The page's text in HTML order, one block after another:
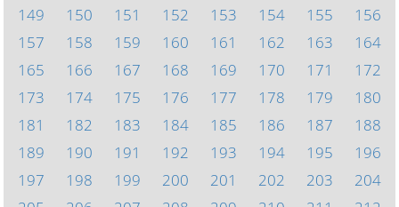
149
150 151 152 153 154 155
156
157
158 159 160 161 162 163
164
165
166 167 168 169 170 171
172
173
174 175 176 177 178 179
180
181
182 183 184 185 186 187
188
189
190 191 192 193 194 195
196
197
198 199 200 201 202 203
204